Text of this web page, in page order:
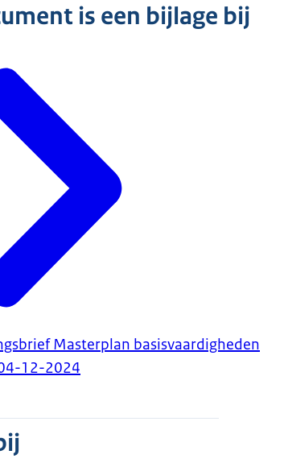
is een bijlage bij
Masterplan basisvaardigheden
12-2024